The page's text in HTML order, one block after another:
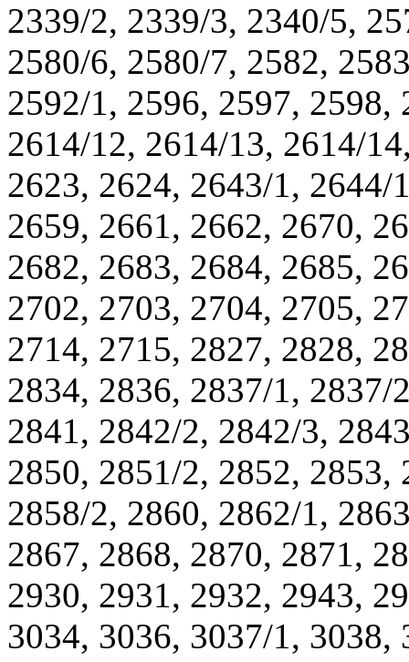
2339/2, 2339/3, 2340/5,
2580/6, 2580/7, 2582,
2592/1, 2596, 2597, 2598,
2614/12, 2614/13, 2614/
2623, 2624, 2643/1,
2659, 2661, 2662, 2670,
2682, 2683, 2684, 2685,
2702, 2703, 2704, 2705,
2714, 2715, 2827, 2828,
2834, 2836, 2837/1,
2841, 2842/2, 2842/3,
2850, 2851/2, 2852, 2853,
2858/2, 2860, 2862/1,
2867, 2868, 2870, 2871,
2930, 2931, 2932, 2943,
3034, 3036, 3037/1, 3038,